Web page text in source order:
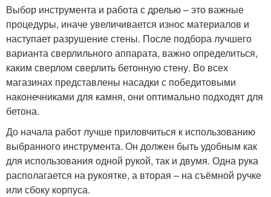
Выбор инструмента и работа с дрелью – это важные
процедуры, иначе увеличивается износ материалов и
наступает разрушение стены. После подбора лучшего
варианта сверлильного аппарата, важно определиться,
каким сверлом сверлить бетонную стену. Во всех
магазинах представлены насадки с победитовыми
наконечниками для камня, они оптимально подходят для
бетона.
До начала работ лучше приловчиться к использованию
выбранного инструмента. Он должен быть удобным как
для использования одной рукой, так и двумя. Одна рука
располагается на рукоятке, а вторая – на съёмной ручке
или сбоку корпуса.